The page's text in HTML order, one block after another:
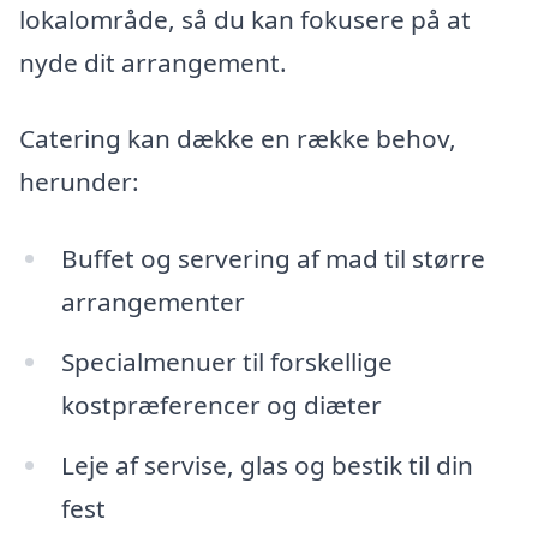
lokalområde, så du kan fokusere på at
nyde dit arrangement.
Catering kan dække en række behov,
herunder:
Buffet og servering af mad til større
arrangementer
Specialmenuer til forskellige
kostpræferencer og diæter
Leje af servise, glas og bestik til din
fest